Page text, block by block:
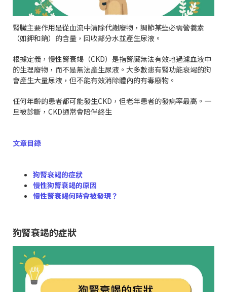
腎臟主要作用是從血流中清除代謝廢物，調節某些必需營養素
（如鉀和鈉）的含量，回收部分水並產生尿液。
根據定義，慢性腎衰竭（CKD）是指腎臟無法有效地過濾血液中
的生理廢物，而不是無法產生尿液。大多數患有腎功能衰竭的狗
會產生大量尿液，但不能有效消除體內的有毒廢物。
任何年齡的患者都可能發生CKD，但老年患者的發病率最高。一
旦被診斷，CKD通常會陪伴終生
文章目錄
狗腎衰竭的症狀
慢性狗腎衰竭的原因
慢性腎衰竭何時會被發現？
狗腎衰竭的症狀